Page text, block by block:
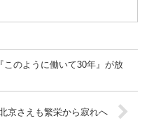
のように働いて30年』が放
京さえも繁栄から寂れへ